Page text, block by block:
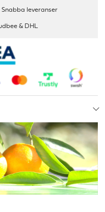
Snabba leveranser
& DHL